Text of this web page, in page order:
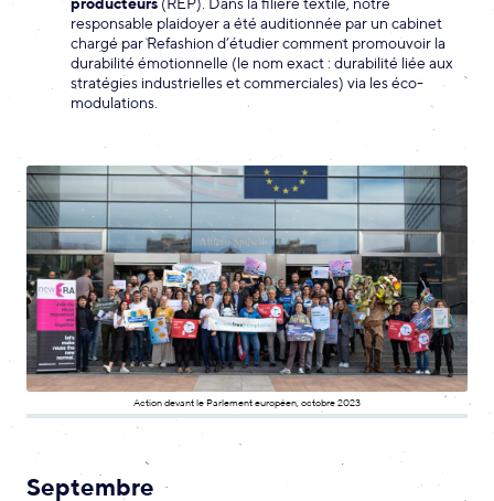
responsable plaidoyer a été auditionnée par un cabinet
chargé par Refashion d’étudier comment promouvoir la
durabilité émotionnelle (le nom exact : durabilité liée aux
stratégies industrielles et commerciales) via les éco-
modulations.
Action devant le Parlement européen, octobre 2023
Septembre